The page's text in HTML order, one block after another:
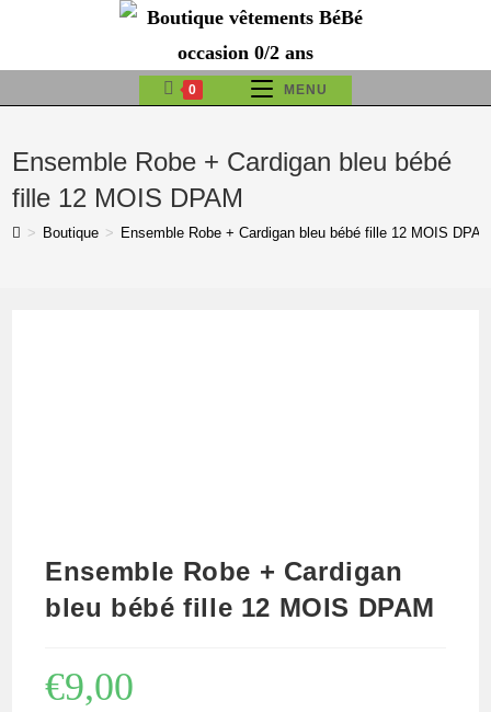
content
0 MENU
Ensemble Robe + Cardigan bleu bébé
fille 12 MOIS DPAM
> Boutique > Ensemble Robe + Cardigan bleu bébé fille 12 MOIS
Ensemble Robe + Cardigan
bleu bébé fille 12 MOIS DPAM
€9,00